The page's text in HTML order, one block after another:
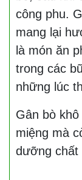
công phu.
mang lại
là món ăn
trong các
những lúc
Gân bò
miệng mà
dưỡng chất